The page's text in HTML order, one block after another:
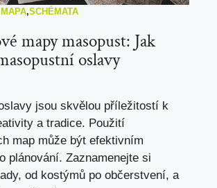
,SCHÉMATA
mapy masopust: Jak
oslavy
jsou skvělou příležitostí k
a tradice. Použití
map může být efektivním
plánování. Zaznamenejte si
od kostýmů po občerstvení, a